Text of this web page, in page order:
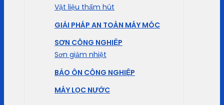
Vật liệu thấm hút
GIẢI PHÁP AN TOÀN MÁY MÓC
SƠN CÔNG NGHIỆP
Sơn giảm nhiệt
BẢO ÔN CÔNG NGHIỆP
MÁY LỌC NƯỚC